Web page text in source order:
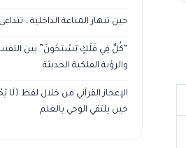
حين تنهار المناعة الداخلية…
“كُلٌّ فِي فَلَكٍ يَسْبَحُونَ” بين
والرؤية الفلكية الحديثة
الإعجاز القرآني من خلال لفظ
حين يلتقي الوحي بالعلم